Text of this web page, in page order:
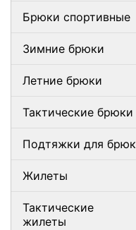
Брюки спортивные
Зимние брюки
Летние брюки
Тактические брюки
Подтяжки для брюк
Жилеты
Тактические
жилеты